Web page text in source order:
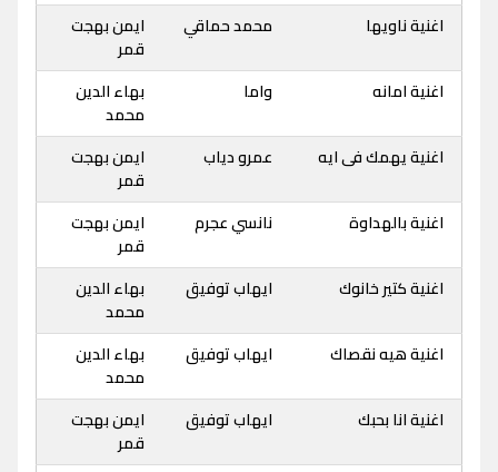
اغنية ناويها
محمد حماقي
ايمن بهجت
قمر
اغنية امانه
واما
بهاء الدين
محمد
اغنية يهمك فى ايه
عمرو دياب
ايمن بهجت
قمر
اغنية بالهداوة
نانسي عجرم
ايمن بهجت
قمر
اغنية كتير خانوك
ايهاب توفيق
بهاء الدين
محمد
اغنية هيه نقصاك
ايهاب توفيق
بهاء الدين
محمد
اغنية انا بحبك
ايهاب توفيق
ايمن بهجت
قمر